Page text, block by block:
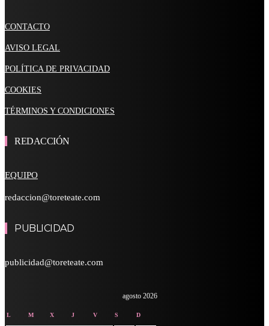
CONTACTO
AVISO LEGAL
POLÍTICA DE PRIVACIDAD
COOKIES
TÉRMINOS Y CONDICIONES
REDACCIÓN
EQUIPO
redaccion@toreteate.com
PUBLICIDAD
publicidad@toreteate.com
agosto 2026
L M X J V S D